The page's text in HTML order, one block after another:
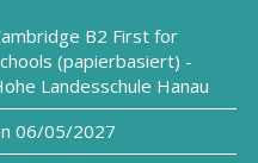
B2 First for
(papierbasiert) -
Landesschule Hanau
06/05/2027